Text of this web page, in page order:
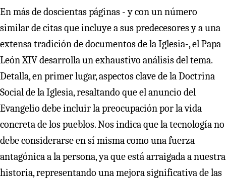
En más de doscientas páginas - y con un número
similar de citas que incluye a sus predecesores y a una
extensa tradición de documentos de la Iglesia-, el Papa
León XIV desarrolla un exhaustivo análisis del tema.
Detalla, en primer lugar, aspectos clave de la Doctrina
Social de la Iglesia, resaltando que el anuncio del
Evangelio debe incluir la preocupación por la vida
concreta de los pueblos. Nos indica que la tecnología no
debe considerarse en sí misma como una fuerza
antagónica a la persona, ya que está arraigada a nuestra
historia, representando una mejora significativa de las